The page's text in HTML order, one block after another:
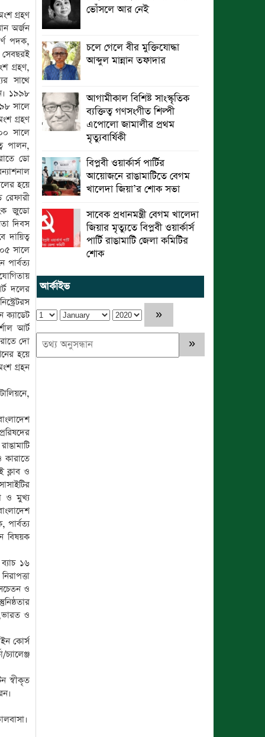
গ্রহণ
অর্জন
পদক,
গ্রহণ,
সাথে
১৯৯৮
সালে
গ্রহণ
সালে
পালন,
ডো
হয়ে
জুডো
দিবস
দায়িত্ব
সালে
পার্বত্য
দলের
আর্ট
দো
হয়ে
গ্রহন
কারাতে
ক্লাব ও
ও মুখ্য
পার্বত্য
বিষয়ক
১৬
ও
ও
কোর্স
স্বীকৃত
ভোঁসলে আর নেই
চলে গেলে বীর মুক্তিযোদ্ধা
আব্দুল মান্নান তফাদার
আগামীকাল বিশিষ্ট সাংস্কৃতিক
ব্যক্তিত্ব গণসংগীত শিল্পী
এপোলো জামালীর প্রথম
মৃত্যুবার্ষিকী
বিপ্লবী ওয়ার্কার্স পার্টির
আয়োজনে রাঙামাটিতে বেগম
খালেদা জিয়া’র শোক সভা
সাবেক প্রধানমন্ত্রী বেগম খালেদা
জিয়ার মৃত্যুতে বিপ্লবী ওয়ার্কার্স
পার্টি রাঙামাটি জেলা কমিটির
শোক
আর্কাইভ